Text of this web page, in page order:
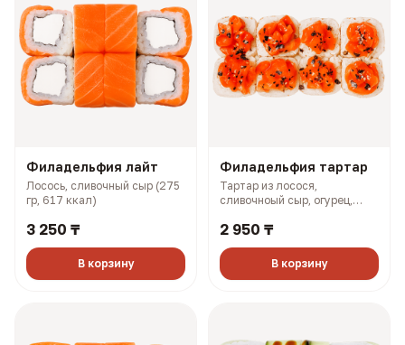
Филадельфия лайт
Лосось, сливочный сыр (275
гр, 617 ккал)
3 250 ₸
В корзину
Филадельфия тартар
Тартар из лосося,
сливочноый сыр, огурец,
ккал)
2 950 ₸
В корзину